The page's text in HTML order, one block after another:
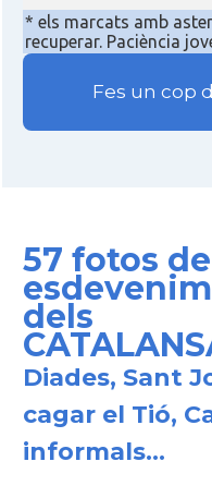
* els marcats amb
recuperar. Paciència
Fes un cop
57 fotos
dels
Diades, Sant
cagar el Tió,
informals...